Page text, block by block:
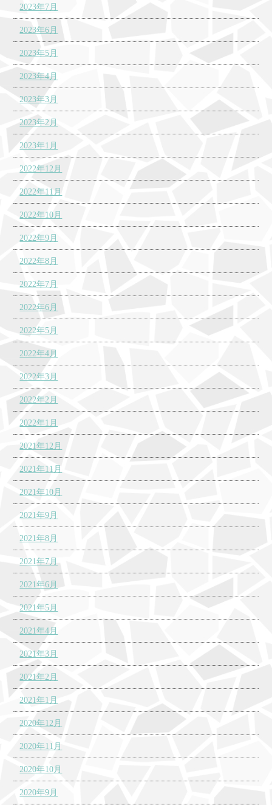
2023年7月
2023年6月
2023年5月
2023年4月
2023年3月
2023年2月
2023年1月
2022年12月
2022年11月
2022年10月
2022年9月
2022年8月
2022年7月
2022年6月
2022年5月
2022年4月
2022年3月
2022年2月
2022年1月
2021年12月
2021年11月
2021年10月
2021年9月
2021年8月
2021年7月
2021年6月
2021年5月
2021年4月
2021年3月
2021年2月
2021年1月
2020年12月
2020年11月
2020年10月
2020年9月